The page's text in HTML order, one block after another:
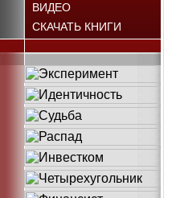
ВИДЕО
СКАЧАТЬ КНИГИ